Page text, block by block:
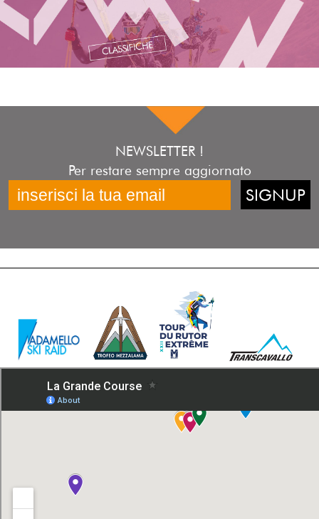
NEWSLETTER !
Per restare sempre aggiornato